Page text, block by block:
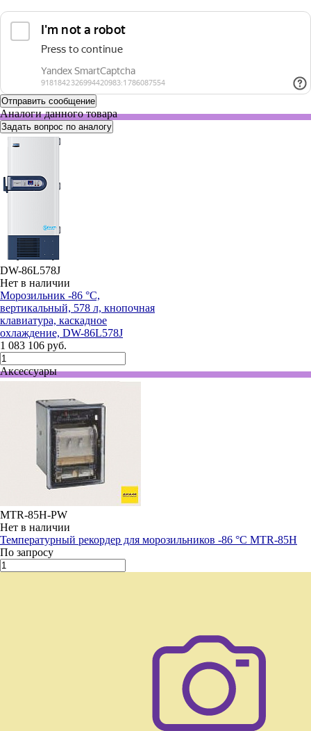
Аналоги данного товара
Задать вопрос по аналогу
DW-86L578J
Нет в наличии
Морозильник -86 °С,
вертикальный, 578 л, кнопочная
клавиатура, каскадное
охлаждение, DW-86L578J
1 083 106 руб.
Аксессуары
MTR-85H-PW
Нет в наличии
Температурный рекордер для морозильников -86 °С MTR-85H
По запросу